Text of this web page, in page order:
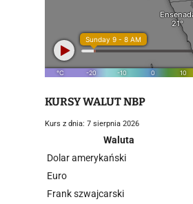
KURSY WALUT NBP
Kurs z dnia: 7 sierpnia 2026
Waluta
Dolar amerykański
Euro
Frank szwajcarski